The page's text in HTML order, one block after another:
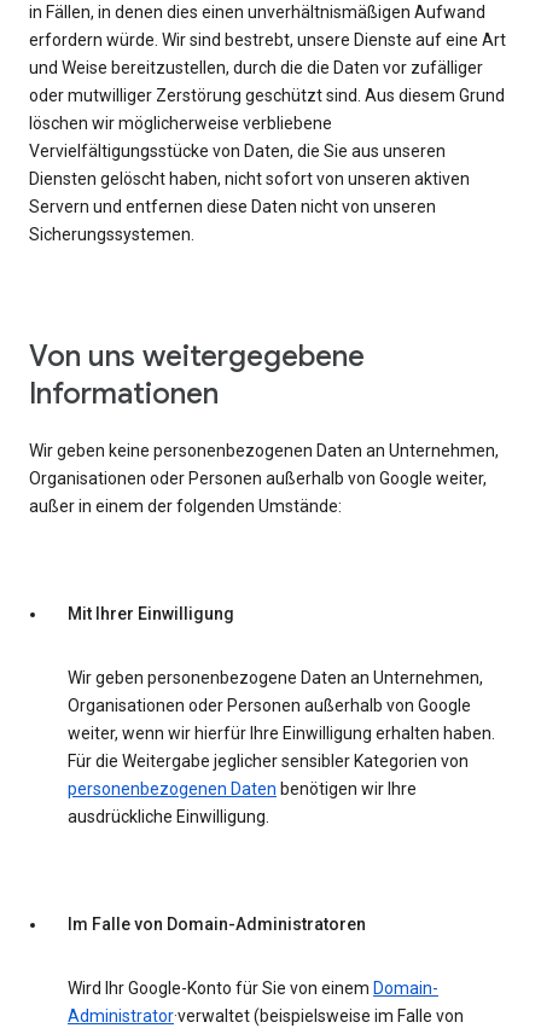
in Fällen, in denen dies einen unverhältnismäßigen Aufwand
erfordern würde. Wir sind bestrebt, unsere Dienste auf eine Art
und Weise bereitzustellen, durch die die Daten vor zufälliger
oder mutwilliger Zerstörung geschützt sind. Aus diesem Grund
löschen wir möglicherweise verbliebene
Vervielfältigungsstücke von Daten, die Sie aus unseren
Diensten gelöscht haben, nicht sofort von unseren aktiven
Servern und entfernen diese Daten nicht von unseren
Sicherungssystemen.
Von uns weitergegebene
Informationen
Wir geben keine personenbezogenen Daten an Unternehmen,
Organisationen oder Personen außerhalb von Google weiter,
außer in einem der folgenden Umstände:
Mit Ihrer Einwilligung
Wir geben personenbezogene Daten an Unternehmen,
Organisationen oder Personen außerhalb von Google
weiter, wenn wir hierfür Ihre Einwilligung erhalten haben.
Für die Weitergabe jeglicher sensibler Kategorien von
personenbezogenen Daten benötigen wir Ihre
ausdrückliche Einwilligung.
Im Falle von Domain-Administratoren
Wird Ihr Google-Konto für Sie von einem Domain-
Administrator·verwaltet (beispielsweise im Falle von